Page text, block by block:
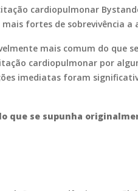
cardiopulmonar
fortes de sobrevivência a
mais comum do que
cardiopulmonar por
imediatas foram
que se supunha